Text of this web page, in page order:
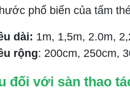
phổ biến của tấm
dài: 1m, 1,5m, 2.0m,
rộng: 200cm, 250cm,
đối với sàn thao